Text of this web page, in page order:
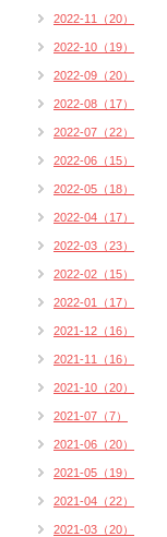
2022-11（20）
2022-10（19）
2022-09（20）
2022-08（17）
2022-07（22）
2022-06（15）
2022-05（18）
2022-04（17）
2022-03（23）
2022-02（15）
2022-01（17）
2021-12（16）
2021-11（16）
2021-10（20）
2021-07（7）
2021-06（20）
2021-05（19）
2021-04（22）
2021-03（20）